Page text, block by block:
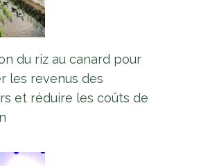
du riz au canard pour
les revenus des
et réduire les coûts de